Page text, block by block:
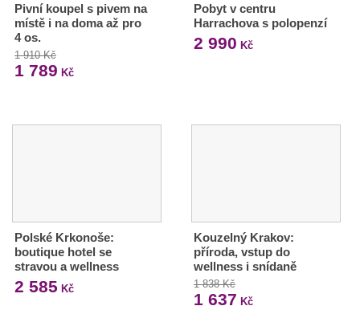
Pivní koupel s pivem na
místě i na doma až pro
4 os.
1 910 Kč
1 789 Kč
Pobyt v centru
Harrachova s polopenzí
2 990 Kč
Polské Krkonoše:
boutique hotel se
stravou a wellness
2 585 Kč
Kouzelný Krakov:
příroda, vstup do
wellness i snídaně
1 838 Kč
1 637 Kč